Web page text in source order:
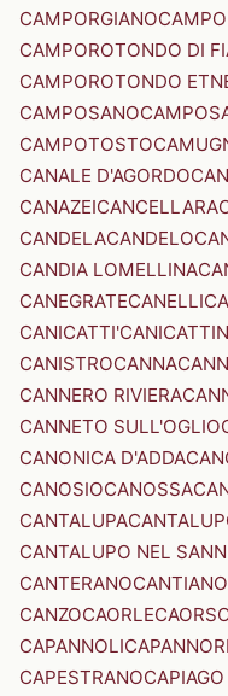
CAMPORGIANO
CAMPOROTONDO DI
CAMPOROTONDO
CAMPOSANO
CAMPOTOSTO
CANALE D'AGORDO
CANAZEICANCELLARA
CANDELACANDELO
CANDIA LOMELLINA
CANEGRATECANELLI
CANICATTI'
CANISTROCANNA
CANNERO RIVIERA
CANNETO SULL'OGLIO
CANONICA D'ADDA
CANOSIOCANOSSA
CANTALUPA
CANTALUPO NEL
CANTERANOCANTIANO
CANZOCAORLE
CAPANNOLICAPANNORI
CAPESTRANO